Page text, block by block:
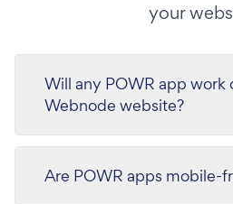
your
Will any POWR app work
Webnode website?
Are POWR apps mobile-